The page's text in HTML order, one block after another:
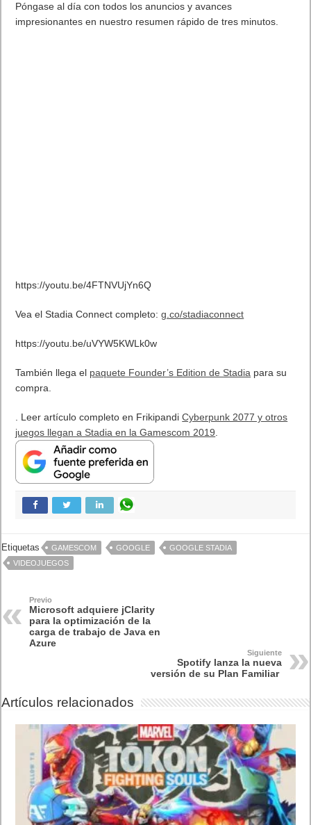
Póngase al día con todos los anuncios y avances
impresionantes en nuestro resumen rápido de tres minutos.
https://youtu.be/4FTNVUjYn6Q
Vea el Stadia Connect completo:g.co/stadiaconnect
https://youtu.be/uVYW5KWLk0w
También llega el paquete Founder’s Edition de Stadia para su
compra.
. Leer artículo completo en FrikipandiCyberpunk 2077 y otros
juegos llegan a Stadia en la Gamescom 2019.
Etiquetas GAMESCOM GOOGLE
GOOGLE STADIA
VIDEOJUEGOS
Previo
Microsoft adquiere jClarity
para la optimización de la
carga de trabajo de Java en
Azure
Siguiente
Spotify lanza la nueva
versión de su Plan Familiar
Artículos relacionados